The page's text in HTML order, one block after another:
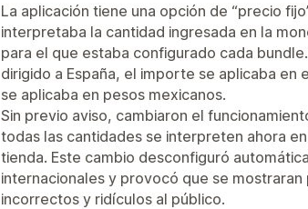
La aplicación tiene una opción de “precio
interpretaba la cantidad ingresada en la
para el que estaba configurado cada
dirigido a España, el importe se aplicaba en
se aplicaba en pesos mexicanos.
Sin previo aviso, cambiaron el
todas las cantidades se interpreten ahora
tienda. Este cambio desconfiguró
internacionales y provocó que se
incorrectos y ridículos al público.